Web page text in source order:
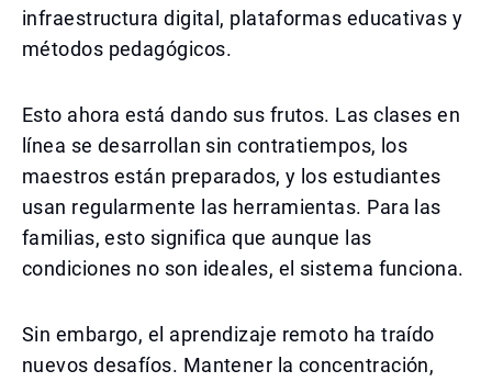
infraestructura digital, plataformas educativas y
métodos pedagógicos.
Esto ahora está dando sus frutos. Las clases en
línea se desarrollan sin contratiempos, los
maestros están preparados, y los estudiantes
usan regularmente las herramientas. Para las
familias, esto significa que aunque las
condiciones no son ideales, el sistema funciona.
Sin embargo, el aprendizaje remoto ha traído
nuevos desafíos. Mantener la concentración,